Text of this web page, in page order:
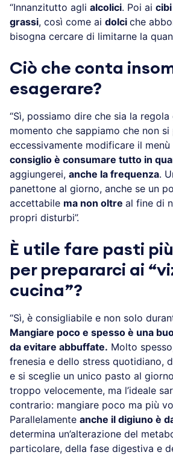
“Innanzitutto agli alcolici. Poi ai
grassi, così come ai dolci che
bisogna cercare di limitarne la
Ciò che conta
esagerare?
“Sì, possiamo dire che sia la regola
momento che sappiamo che non si
eccessivamente modificare il
consiglio è consumare tutto in
aggiungerei, anche la frequenza.
panettone al giorno, anche se un
accettabile ma non oltre al fine di
propri disturbi”.
È utile fare pasti
per prepararci ai
cucina”?
“Sì, è consigliabile e non solo
Mangiare poco e spesso è una
da evitare abbuffate. Molto
frenesia e dello stress quotidiano,
e si sceglie un unico pasto al
troppo velocemente, ma l’ideale
contrario: mangiare poco ma più
Parallelamente anche il digiuno è
determina un’alterazione del
particolare, della fase digestiva e